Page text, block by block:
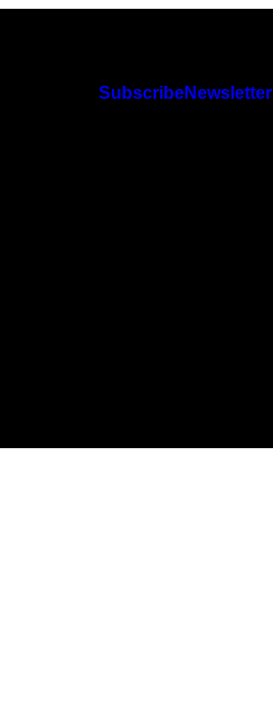
SubscribeNewsletter